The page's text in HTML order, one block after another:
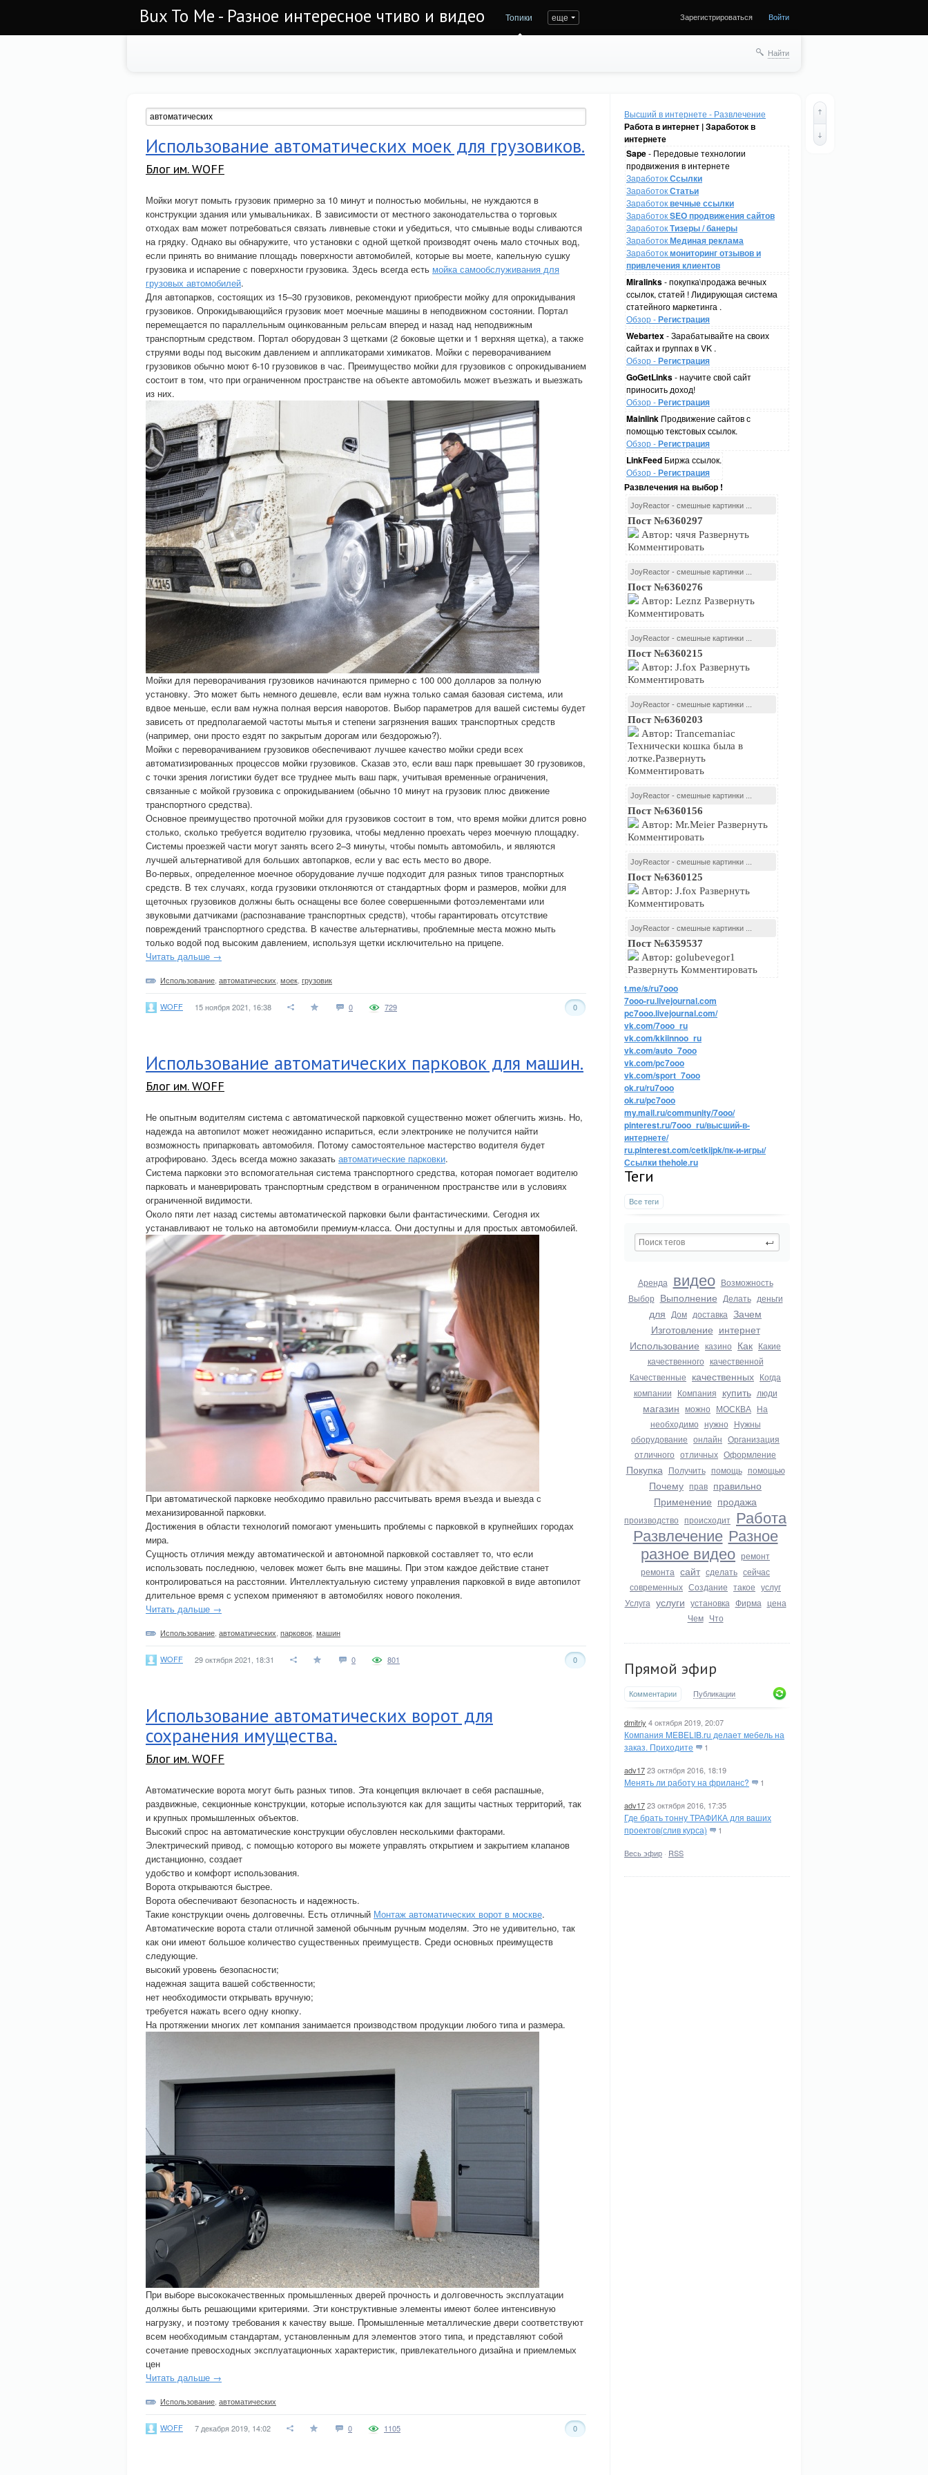
Bux To Me - Разное интересное чтиво и видео Топики еще Зарегистрироваться Войти
Найти
Высший в интернете - Развлечение
Работа в интернет | Заработок в
интернете
Sape- Передовые технологии
продвижения в интернете
ЗаработокСсылки
ЗаработокСтатьи
Заработоквечные ссылки
ЗаработокSEO продвижения сайтов
ЗаработокТизеры / банеры
ЗаработокМединая реклама
Заработокмониторинг отзывов и
привлечения клиентов
Miralinks- покупка\продажа вечных
ссылок, статей ! Лидирующая система
статейного маркетинга .
Обзор -Регистрация
Webartex- Зарабатывайте на своих
сайтах и группах в VK .
Обзор -Регистрация
GoGetLinks- научите свой сайт
приносить доход!
Обзор -Регистрация
Mainlink Продвижение сайтов с
помощью текстовых ссылок.
Обзор -Регистрация
LinkFeed Биржа ссылок.
Обзор -Регистрация
Развлечения на выбор !
JoyReactor - смешные картинки ...
Пост №6360297
Автор: чячя Развернуть
Комментировать
JoyReactor - смешные картинки ...
Пост №6360276
Автор: Leznz Развернуть
Комментировать
JoyReactor - смешные картинки ...
Пост №6360215
Автор: J.fox Развернуть
Комментировать
JoyReactor - смешные картинки ...
Пост №6360203
Автор: Trancemaniac
Технически кошка была в
лотке.Развернуть
Комментировать
JoyReactor - смешные картинки ...
Пост №6360156
Автор: Mr.Meier Развернуть
Комментировать
JoyReactor - смешные картинки ...
Пост №6360125
Автор: J.fox Развернуть
Комментировать
JoyReactor - смешные картинки ...
Пост №6359537
Автор: golubevegor1
Развернуть Комментировать
t.me/s/ru7ooo
7ooo-ru.livejournal.com
pc7ooo.livejournal.com/
vk.com/7ooo_ru
vk.com/kkiinnoo_ru
vk.com/auto_7ooo
vk.com/pc7ooo
vk.com/sport_7ooo
ok.ru/ru7ooo
ok.ru/pc7ooo
my.mail.ru/community/7ooo/
pinterest.ru/7ooo_ru/высший-в-
интернете/
ru.pinterest.com/cetkijpk/пк-и-игры/
Ссылки thehole.ru
Теги
Все теги
Аренда видео Возможность
Выбор Выполнение Делать деньги
для Дом доставка Зачем
Изготовление интернет
Использование казино Как Какие
качественного качественной
Качественные качественных Когда
компании Компания купить люди
магазин можно МОСКВА На
необходимо нужно Нужны
оборудование онлайн Организация
отличного отличных Оформление
Покупка Получить помощь помощью
Почему прав правильно
Применение продажа
производство происходит Работа
Развлечение Разное
разное видео ремонт
ремонта сайт сделать сейчас
современных Создание такое услуг
Услуга услуги установка Фирма цена
Чем Что
Прямой эфир
Комментарии Публикации
dmitriy 4 октября 2019, 20:07
Компания MEBELIB.ru делает мебель на
заказ. Приходите
1
adv1723 октября 2016, 18:19
Менять ли работу на фриланс? 1
adv1723 октября 2016, 17:35
Где брать тонну ТРАФИКА для ваших
проектов(слив курса)
1
Весь эфир · RSS
Использование автоматических моек для грузовиков.
Блог им. WOFF
Мойки могут помыть грузовик примерно за 10 минут и полностью мобильны, не нуждаются в
конструкции здания или умывальниках. В зависимости от местного законодательства о торговых
отходах вам может потребоваться связать ливневые стоки и убедиться, что смывные воды сливаются
на грядку. Однако вы обнаружите, что установки с одной щеткой производят очень мало сточных вод,
если принять во внимание площадь поверхности автомобилей, которые вы моете, капельную сушку
грузовика и испарение с поверхности грузовика. Здесь всегда есть мойка самообслуживания для
грузовых автомобилей.
Для автопарков, состоящих из 15–30 грузовиков, рекомендуют приобрести мойку для опрокидывания
грузовиков. Опрокидывающийся грузовик моет моечные машины в неподвижном состоянии. Портал
перемещается по параллельным оцинкованным рельсам вперед и назад над неподвижным
транспортным средством. Портал оборудован 3 щетками (2 боковые щетки и 1 верхняя щетка), а также
струями воды под высоким давлением и аппликаторами химикатов. Мойки с переворачиванием
грузовиков обычно моют 6-10 грузовиков в час. Преимущество мойки для грузовиков с опрокидыванием
состоит в том, что при ограниченном пространстве на объекте автомобиль может въезжать и выезжать
из них.
Мойки для переворачивания грузовиков начинаются примерно с 100 000 долларов за полную
установку. Это может быть немного дешевле, если вам нужна только самая базовая система, или
вдвое меньше, если вам нужна полная версия наворотов. Выбор параметров для вашей системы будет
зависеть от предполагаемой частоты мытья и степени загрязнения ваших транспортных средств
(например, они просто ездят по закрытым дорогам или бездорожью?).
Мойки с переворачиванием грузовиков обеспечивают лучшее качество мойки среди всех
автоматизированных процессов мойки грузовиков. Сказав это, если ваш парк превышает 30 грузовиков,
с точки зрения логистики будет все труднее мыть ваш парк, учитывая временные ограничения,
связанные с мойкой грузовика с опрокидыванием (обычно 10 минут на грузовик плюс движение
транспортного средства).
Основное преимущество проточной мойки для грузовиков состоит в том, что время мойки длится ровно
столько, сколько требуется водителю грузовика, чтобы медленно проехать через моечную площадку.
Системы проезжей части могут занять всего 2–3 минуты, чтобы помыть автомобиль, и являются
лучшей альтернативой для больших автопарков, если у вас есть место во дворе.
Во-первых, определенное моечное оборудование лучше подходит для разных типов транспортных
средств. В тех случаях, когда грузовики отклоняются от стандартных форм и размеров, мойки для
щеточных грузовиков должны быть оснащены все более совершенными фотоэлементами или
звуковыми датчиками (распознавание транспортных средств), чтобы гарантировать отсутствие
повреждений транспортного средства. В качестве альтернативы, проблемные места можно мыть
только водой под высоким давлением, используя щетки исключительно на прицепе.
Читать дальше →
Использование автоматических моек грузовик
WOFF 15 ноября 2021, 16:38 0 0
729
Использование автоматических парковок для машин.
Блог им. WOFF
Не опытным водителям система с автоматической парковкой существенно может облегчить жизнь. Но,
надежда на автопилот может неожиданно испариться, если электронике не получится найти
возможность припарковать автомобиля. Потому самостоятельное мастерство водителя будет
атрофировано. Здесь всегда можно заказать автоматические парковки.
Система парковки это вспомогательная система транспортного средства, которая помогает водителю
парковать и маневрировать транспортным средством в ограниченном пространстве или в условиях
ограниченной видимости.
Около пяти лет назад системы автоматической парковки были фантастическими. Сегодня их
устанавливают не только на автомобили премиум-класса. Они доступны и для простых автомобилей.
При автоматической парковке необходимо правильно рассчитывать время въезда и выезда с
механизированной парковки.
Достижения в области технологий помогают уменьшить проблемы с парковкой в крупнейших городах
мира.
Сущность отличия между автоматической и автономной парковкой составляет то, что если
использовать последнюю, человек может быть вне машины. При этом каждое действие станет
контролироваться на расстоянии. Интеллектуальную систему управления парковкой в виде автопилот
длительное время с успехом применяют в автомобилях нового поколения.
Читать дальше →
Использование автоматических парковок машин
WOFF 29 октября 2021, 18:31 0 0
801
Использование автоматических ворот для
сохранения имущества.
Блог им. WOFF
Автоматические ворота могут быть разных типов. Эта концепция включает в себя распашные,
раздвижные, секционные конструкции, которые используются как для защиты частных территорий, так
и крупных промышленных объектов.
Высокий спрос на автоматические конструкции обусловлен несколькими факторами.
Электрический привод, с помощью которого вы можете управлять открытием и закрытием клапанов
дистанционно, создает
удобство и комфорт использования.
Ворота открываются быстрее.
Ворота обеспечивают безопасность и надежность.
Такие конструкции очень долговечны. Есть отличный Монтаж автоматических ворот в москве.
Автоматические ворота стали отличной заменой обычным ручным моделям. Это не удивительно, так
как они имеют большое количество существенных преимуществ. Среди основных преимуществ
следующие.
высокий уровень безопасности;
надежная защита вашей собственности;
нет необходимости открывать вручную;
требуется нажать всего одну кнопку.
На протяжении многих лет компания занимается производством продукции любого типа и размера.
При выборе высококачественных промышленных дверей прочность и долговечность эксплуатации
должны быть решающими критериями. Эти конструктивные элементы имеют более интенсивную
нагрузку, и поэтому требования к качеству выше. Промышленные металлические двери соответствуют
всем необходимым стандартам, установленным для элементов этого типа, и представляют собой
сочетание превосходных эксплуатационных характеристик, привлекательного дизайна и приемлемых
цен
Читать дальше →
Использование автоматических
WOFF 7 декабря 2019, 14:02 0 0
1105